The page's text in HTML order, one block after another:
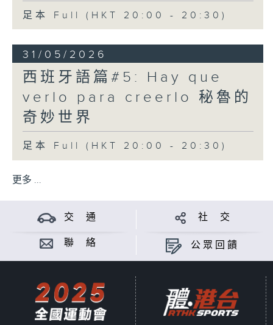
足本 Full (HKT 20:00 - 20:30)
31/05/2026
西班牙語篇#5: Hay que
verlo para creerlo 秘魯的
奇妙世界
足本 Full (HKT 20:00 - 20:30)
更多 ...
交 通 社 交
聯 絡 公眾回饋